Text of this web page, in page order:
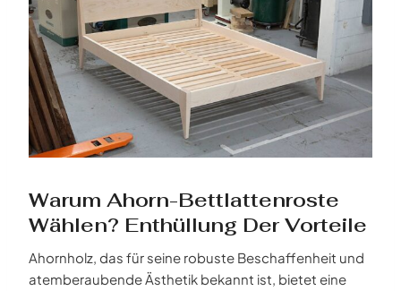
Warum Ahorn-Bettlattenroste
Wählen? Enthüllung Der Vorteile
Ahornholz, das für seine robuste Beschaffenheit und
atemberaubende Ästhetik bekannt ist, bietet eine